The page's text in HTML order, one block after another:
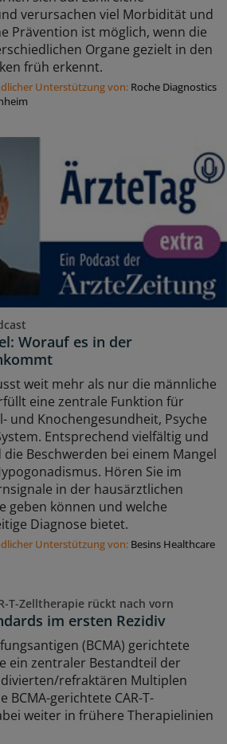
verursachen viel Morbidität und
Prävention ist möglich, wenn die
Organe gezielt in den
früh erkennt.
Unterstützung von: Roche Diagnostics
Worauf es in der
weit mehr als nur die männliche
eine zentrale Funktion für
und Knochengesundheit, Psyche
Entsprechend vielfältig und
Beschwerden bei einem Mangel
Hören Sie im
in der hausärztlichen
geben können und welche
Diagnose bietet.
Unterstützung von: Besins Healthcare
T-Zelltherapie rückt nach vorn
im ersten Rezidiv
(BCMA) gerichtete
ein zentraler Bestandteil der
refraktären Multiplen
BCMA-gerichtete CAR-T-
weiter in frühere Therapielinien